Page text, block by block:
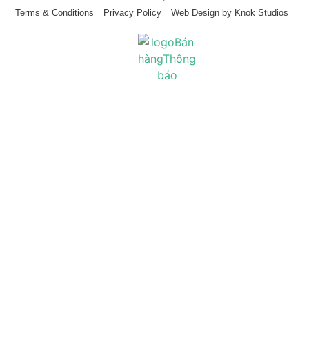
Terms & Conditions
Privacy Policy Web Design by Knok Studios